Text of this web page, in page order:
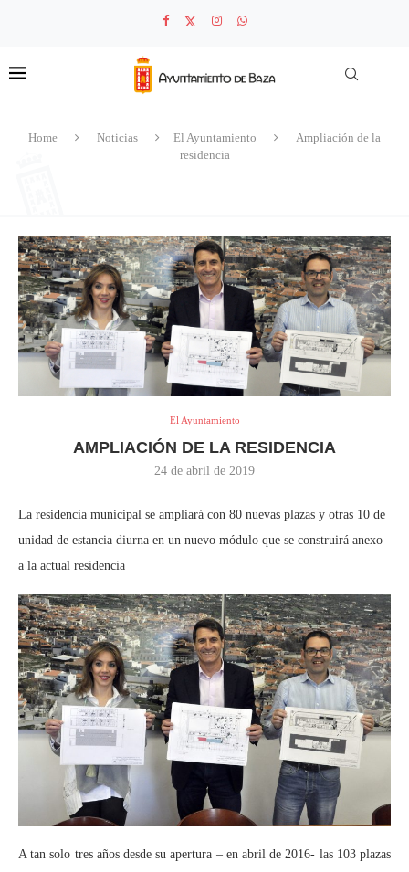
Home Noticias El Ayuntamiento
Ampliación de la
residencia
El Ayuntamiento
AMPLIACIÓN DE LA RESIDENCIA
24 de abril de 2019
La residencia municipal se ampliará con 80 nuevas plazas y otras 10 de
unidad de estancia diurna en un nuevo módulo que se construirá anexo
a la actual residencia
A tan solo tres años desde su apertura – en abril de 2016- las 103 plazas